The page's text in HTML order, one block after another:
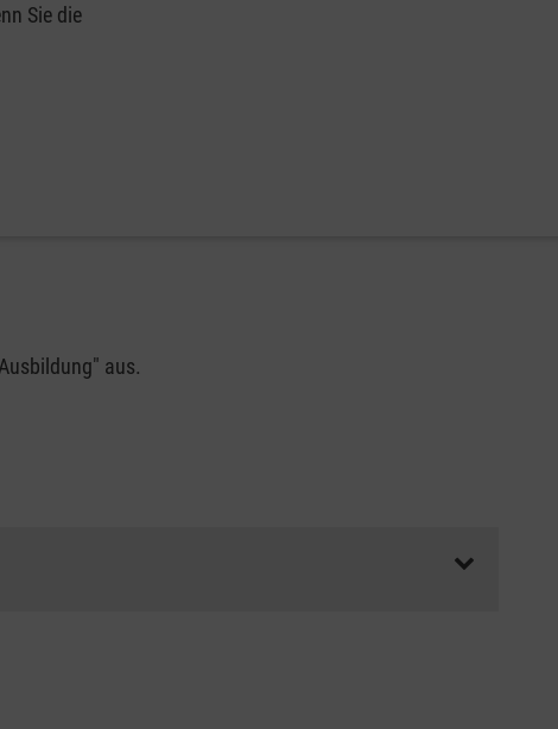
Sie die
aus.